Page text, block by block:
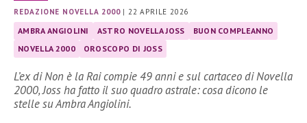
REDAZIONE NOVELLA 2000|22 APRILE 2026
AMBRA ANGIOLINI ASTRO NOVELLA JOSS
BUON COMPLEANNO
NOVELLA 2000
OROSCOPO DI JOSS
L’ex di Non è la Rai compie 49 anni e sul cartaceo di Novella
2000, Joss ha fatto il suo quadro astrale: cosa dicono le
stelle su Ambra Angiolini.